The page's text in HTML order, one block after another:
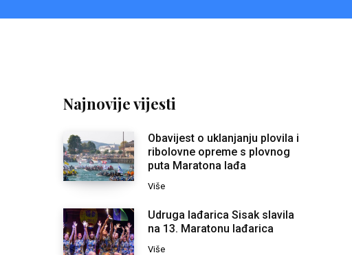
Najnovije vijesti
Obavijest o uklanjanju plovila i
ribolovne opreme s plovnog
puta Maratona lađa
Više
Udruga lađarica Sisak slavila
na 13. Maratonu lađarica
Više